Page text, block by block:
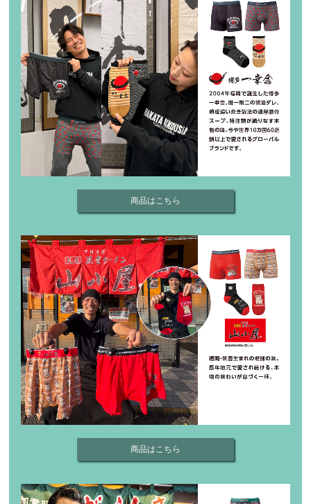
商品はこちら
商品はこちら